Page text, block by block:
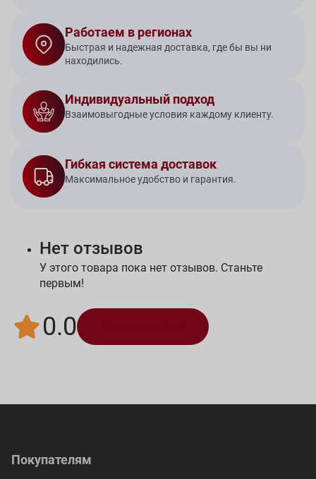
Работаем в регионах
Быстрая и надежная доставка, где бы вы ни
находились.
Индивидуальный подход
Взаимовыгодные условия каждому клиенту.
Гибкая система доставок
Максимальное удобство и гарантия.
Нет отзывов
У этого товара пока нет отзывов. Станьте
первым!
0.0
Покупателям